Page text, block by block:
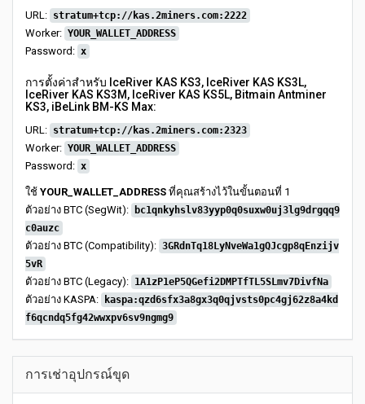
URL: stratum+tcp://kas.2miners.com:2222
Worker: YOUR_WALLET_ADDRESS
Password: x
การตั้งค่าสำหรับ IceRiver KAS KS3, IceRiver KAS KS3L,
IceRiver KAS KS3M, IceRiver KAS KS5L, Bitmain Antminer
KS3, iBeLink BM-KS Max:
URL: stratum+tcp://kas.2miners.com:2323
Worker: YOUR_WALLET_ADDRESS
Password: x
ใช้ YOUR_WALLET_ADDRESS ที่คุณสร้างไว้ในขั้นตอนที่ 1
ตัวอย่าง BTC (SegWit):
bc1qnkyhslv83yyp0q0suxw0uj3lg9drgqq9
c0auzc
ตัวอย่าง BTC (Compatibility): 3GRdnTq18LyNveWa1gQJcgp8qEnzijv
5vR
ตัวอย่าง BTC (Legacy): 1A1zP1eP5QGefi2DMPTfTL5SLmv7DivfNa
ตัวอย่าง KASPA:
kaspa:qzd6sfx3a8gx3q0qjvsts0pc4gj62z8a4kd
f6qcndq5fg42wwxpv6sv9ngmg9
การเช่าอุปกรณ์ขุด